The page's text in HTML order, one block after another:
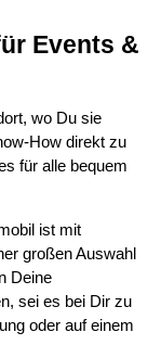
Events &
wo Du sie
How direkt zu
für alle bequem
ist mit
großen Auswahl
Deine
sei es bei Dir zu
oder auf einem